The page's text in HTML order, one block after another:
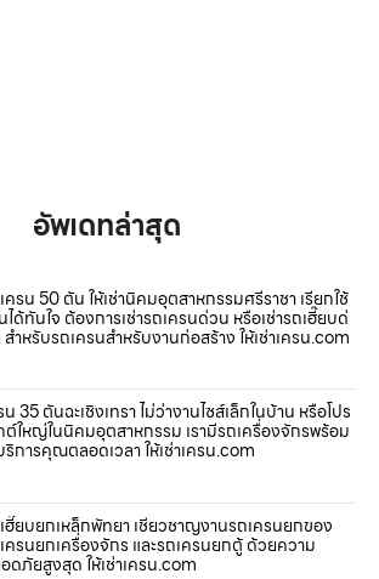
อัพเดทล่าสุด
ครน 50 ตัน ให้เช่านิคมอุตสาหกรรมศรีราชา เรียกใช้
ได้ทันใจ ต้องการเช่ารถเครนด่วน หรือเช่ารถเฮี๊ยบด่
ำหรับรถเครนสำหรับงานก่อสร้าง ให้เช่าเครน.com
น 35 ตันฉะเชิงเทรา ไม่ว่างานไซส์เล็กในบ้าน หรือโปร
ต์ใหญ่ในนิคมอุตสาหกรรม เรามีรถเครื่องจักรพร้อม
ริการคุณตลอดเวลา ให้เช่าเครน.com
ฮี๊ยบยกเหล็กพัทยา เชี่ยวชาญงานรถเครนยกของ
ครนยกเครื่องจักร และรถเครนยกตู้ ด้วยความ
ดภัยสูงสุด ให้เช่าเครน.com